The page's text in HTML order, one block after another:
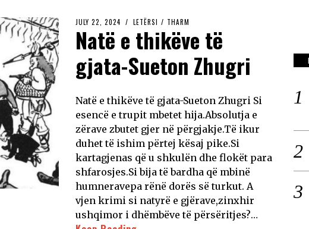
JULY 22, 2024 LETËRSI / THARM
Natë e thikëve të
gjata-Sueton Zhugri
Natë e thikëve të gjata-Sueton Zhugri Si
esencë e trupit mbetet hija.Absolutja e
zërave zbutet gjer në përgjakje.Të ikur
duhet të ishim përtej kësaj pike.Si
kartagjenas që u shkulën dhe flokët para
shfarosjes.Si bija të bardha që mbinë
humneravepa rënë dorës së turkut. A
vjen krimi si natyrë e gjërave,zinxhir
ushqimor i dhëmbëve të përsëritjes?…